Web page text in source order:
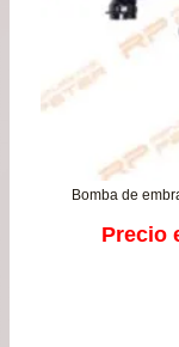
Bomba de
Precio